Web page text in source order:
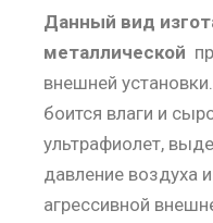
Данный вид
металлической
внешней
боится влаги и
ультрафиолет,
давление воздуха
агрессивной